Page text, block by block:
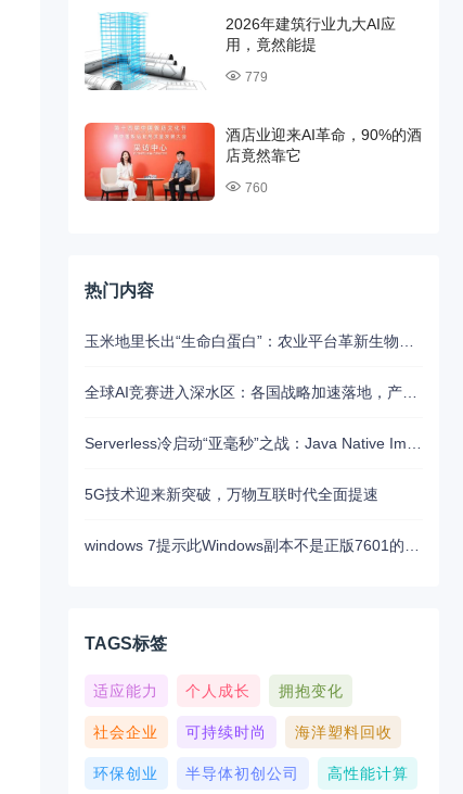
2026年建筑行业九大AI应
用，竟然能提
779
酒店业迎来AI革命，90%的酒
店竟然靠它
760
热门内容
全球AI竞赛进入深水区：各国战略加速落地，产业融合与算力争夺白热化
5G技术迎来新突破，万物互联时代全面提速
TAGS标签
适应能力 个人成长 拥抱变化
社会企业 可持续时尚 海洋塑料回收
环保创业 半导体初创公司 高性能计算